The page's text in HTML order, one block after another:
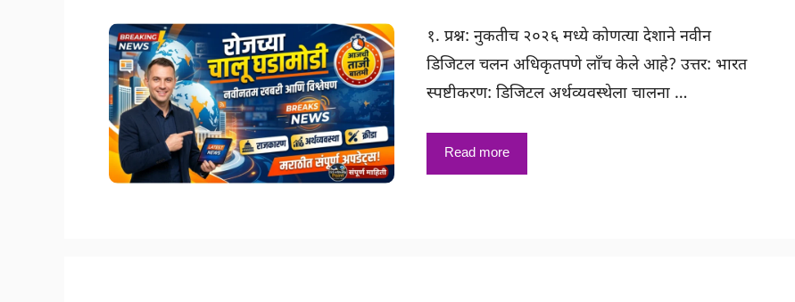
१. प्रश्न: नुकतीच २०२६ मध्ये कोणत्या देशाने नवीन
डिजिटल चलन अधिकृतपणे लाँच केले आहे? उत्तर: भारत
स्पष्टीकरण: डिजिटल अर्थव्यवस्थेला चालना …
Read more